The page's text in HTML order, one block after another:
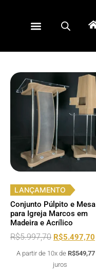
LANÇAMENTO
Conjunto Púlpito e Mesa
para Igreja Marcos em
Madeira e Acrílico
R$5.997,70 R$5.497,70
A partir de 10x de R$549,77
juros